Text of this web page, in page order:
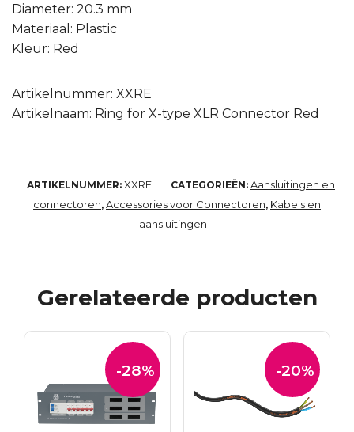
Diameter: 20.3 mm
Materiaal: Plastic
Kleur: Red
Artikelnummer: XXRE
Artikelnaam: Ring for X-type XLR Connector Red
ARTIKELNUMMER: XXRE CATEGORIEËN: Aansluitingen en
connectoren, Accessories voor Connectoren, Kabels en
aansluitingen
Gerelateerde producten
-28% -20%